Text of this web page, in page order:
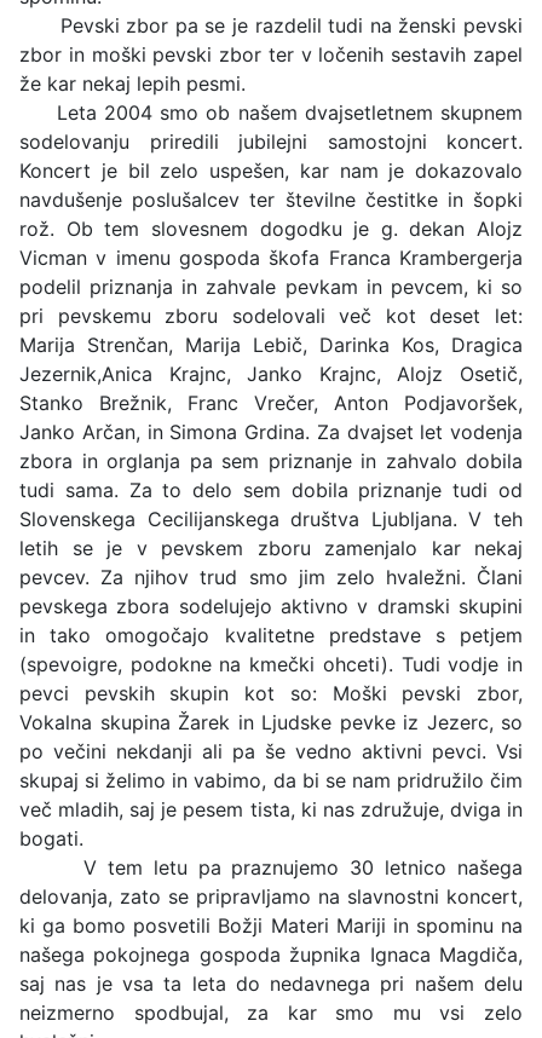
Pevski zbor pa se je razdelil tudi na ženski pevski
zbor in moški pevski zbor ter v ločenih sestavih zapel
že kar nekaj lepih pesmi.
Leta 2004 smo ob našem dvajsetletnem skupnem
sodelovanju priredili jubilejni samostojni koncert.
Koncert je bil zelo uspešen, kar nam je dokazovalo
navdušenje poslušalcev ter številne čestitke in šopki
rož. Ob tem slovesnem dogodku je g. dekan Alojz
Vicman v imenu gospoda škofa Franca Krambergerja
podelil priznanja in zahvale pevkam in pevcem, ki so
pri pevskemu zboru sodelovali več kot deset let:
Marija Strenčan, Marija Lebič, Darinka Kos, Dragica
Jezernik,Anica Krajnc, Janko Krajnc, Alojz Osetič,
Stanko Brežnik, Franc Vrečer, Anton Podjavoršek,
Janko Arčan, in Simona Grdina. Za dvajset let vodenja
zbora in orglanja pa sem priznanje in zahvalo dobila
tudi sama. Za to delo sem dobila priznanje tudi od
Slovenskega Cecilijanskega društva Ljubljana. V teh
letih se je v pevskem zboru zamenjalo kar nekaj
pevcev. Za njihov trud smo jim zelo hvaležni. Člani
pevskega zbora sodelujejo aktivno v dramski skupini
in tako omogočajo kvalitetne predstave s petjem
(spevoigre, podokne na kmečki ohceti). Tudi vodje in
pevci pevskih skupin kot so: Moški pevski zbor,
Vokalna skupina Žarek in Ljudske pevke iz Jezerc, so
po večini nekdanji ali pa še vedno aktivni pevci. Vsi
skupaj si želimo in vabimo, da bi se nam pridružilo čim
več mladih, saj je pesem tista, ki nas združuje, dviga in
bogati.
V tem letu pa praznujemo 30 letnico našega
delovanja, zato se pripravljamo na slavnostni koncert,
ki ga bomo posvetili Božji Materi Mariji in spominu na
našega pokojnega gospoda župnika Ignaca Magdiča,
saj nas je vsa ta leta do nedavnega pri našem delu
neizmerno spodbujal, za kar smo mu vsi zelo